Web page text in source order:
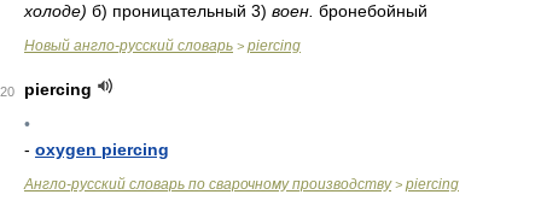
холоде) б) проницательный 3) воен. бронебойный
Новый англо-русский словарь > piercing
20
piercing
•
- oxygen piercing
Англо-русский словарь по сварочному производству> piercing